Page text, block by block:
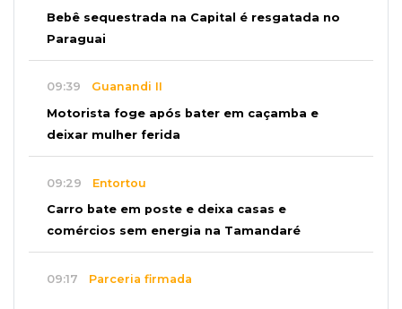
Bebê sequestrada na Capital é resgatada no
Paraguai
09:39 Guanandi II
Motorista foge após bater em caçamba e
deixar mulher ferida
09:29 Entortou
Carro bate em poste e deixa casas e
comércios sem energia na Tamandaré
09:17 Parceria firmada